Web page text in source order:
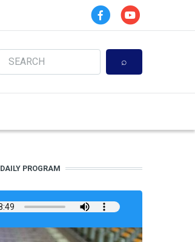
Search
DAILY PROGRAM